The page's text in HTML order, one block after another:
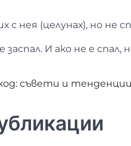
с нея (целунах), но не
И ако не е спал,
съвети и тенденции